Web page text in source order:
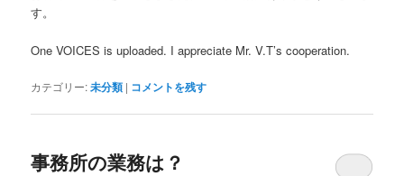
す。
One VOICES is uploaded. I appreciate Mr. V.T’s cooperation.
カテゴリー:未分類 | コメントを残す
事務所の業務は？